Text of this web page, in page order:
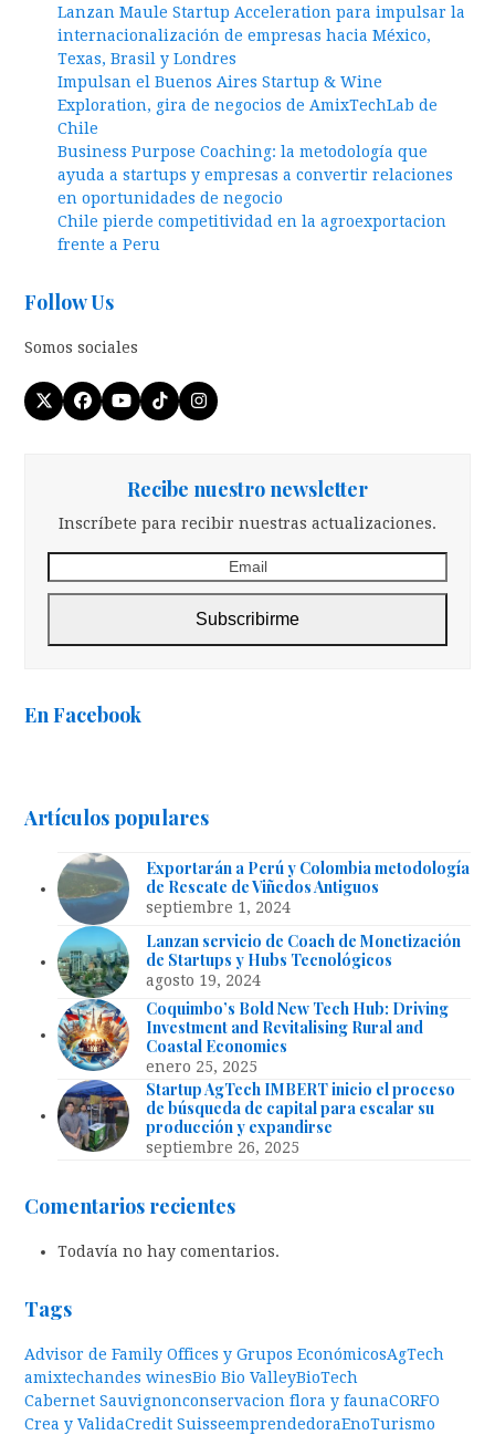
Lanzan Maule Startup Acceleration para impulsar la
internacionalización de empresas hacia México,
Texas, Brasil y Londres
Impulsan el Buenos Aires Startup & Wine
Exploration, gira de negocios de AmixTechLab de
Chile
Business Purpose Coaching: la metodología que
ayuda a startups y empresas a convertir relaciones
en oportunidades de negocio
Chile pierde competitividad en la agroexportacion
frente a Peru
Follow Us
Somos sociales
Twitter
(deprecated)
Facebook
YouTube
TiktokInstagram
Recibe nuestro newsletter
Inscríbete para recibir nuestras actualizaciones.
Subscribirme
En Facebook
Artículos populares
Exportarán a Perú y Colombia metodología
de Rescate de Viñedos Antiguos
septiembre 1, 2024
Lanzan servicio de Coach de Monetización
de Startups y Hubs Tecnológicos
agosto 19, 2024
Coquimbo’s Bold New Tech Hub: Driving
Investment and Revitalising Rural and
Coastal Economies
enero 25, 2025
Startup AgTech IMBERT inicio el proceso
de búsqueda de capital para escalar su
producción y expandirse
septiembre 26, 2025
Comentarios recientes
Todavía no hay comentarios.
Tags
Advisor de Family Offices y Grupos EconómicosAgTech
amixtechandes winesBio Bio ValleyBioTech
Cabernet Sauvignonconservacion flora y faunaCORFO
Crea y ValidaCredit SuisseemprendedoraEnoTurismo